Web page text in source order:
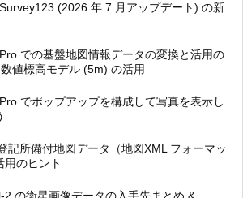
(2026 年 7 月アップデート) の新
での基盤地図情報データの変換と活用の
値標高モデル (5m) の活用
でポップアップを構成して写真を表示し
記所備付地図データ（地図XML フォーマッ
用のヒント